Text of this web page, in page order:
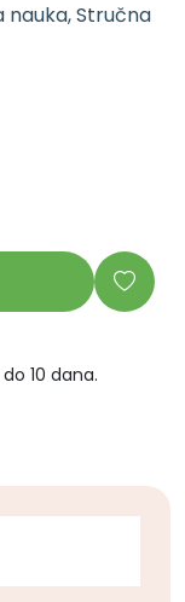
nauka, Stručna
10 dana.